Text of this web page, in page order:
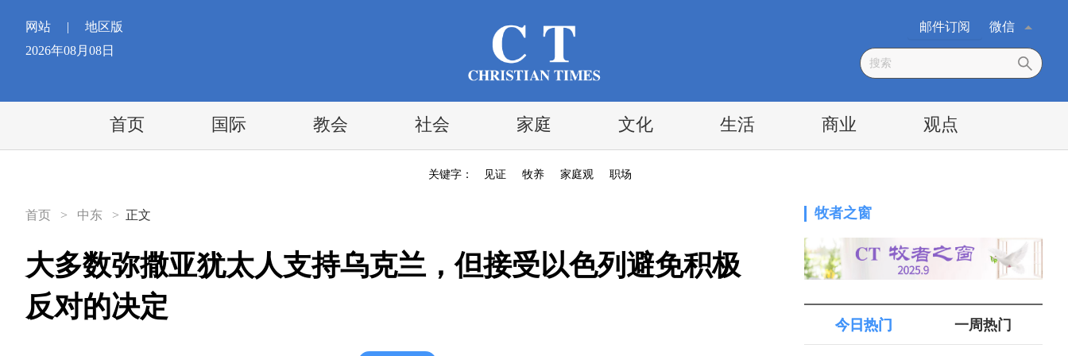
网站 |
地区版
2026年08月08日
微信
邮件订阅
首页 国际 教会 社会 家庭 文化 生活 商业 观点
关键字： 见证 牧养 家庭观 职场
首页 > 中东 > 正文
大多数弥撒亚犹太人支持乌克兰，但接受以色列避免积极
反对的决定
牧者之窗
今日热门 一周热门